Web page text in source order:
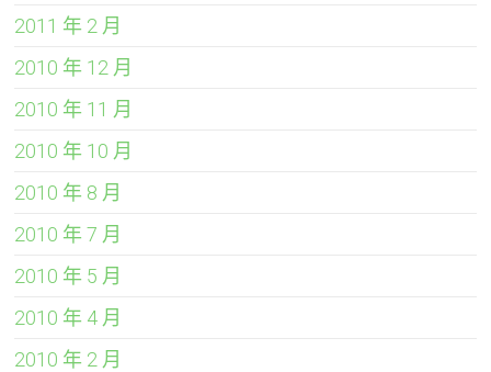
2011 年 2 月
2010 年 12 月
2010 年 11 月
2010 年 10 月
2010 年 8 月
2010 年 7 月
2010 年 5 月
2010 年 4 月
2010 年 2 月